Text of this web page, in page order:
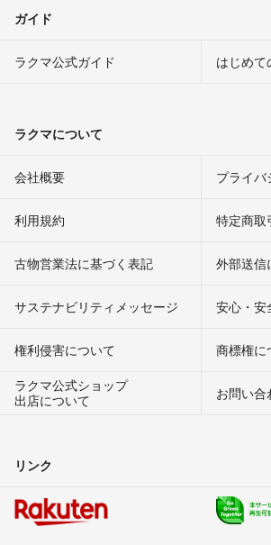
ガイド
ラクマ公式ガイド はじめて
ラクマについて
会社概要 プライバ
利用規約 特定商取
古物営業法に基づく表記 外部送信
サステナビリティメッセージ 安心・安
権利侵害について
商標権に
ラクマ公式ショップ
出店について
お問い合
リンク